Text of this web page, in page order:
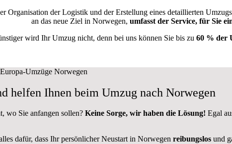
Organisation der Logistik und der Erstellung eines detaillierten
an das neue Ziel in Norwegen, umfasst der Service, für Sie
wird Ihr Umzug nicht, denn bei uns können Sie bis zu 60 % der
helfen Ihnen beim Umzug nach Norwegen
wo Sie anfangen sollen? Keine Sorge, wir haben die Lösung! Egal
dafür, dass Ihr persönlicher Neustart in Norwegen reibungslos und